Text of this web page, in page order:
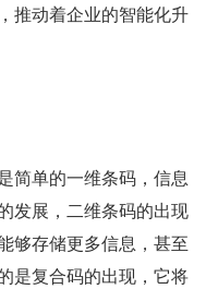
推动着企业的智能化升
简单的一维条码，信息
发展，二维条码的出现
够存储更多信息，甚至
是复合码的出现，它将